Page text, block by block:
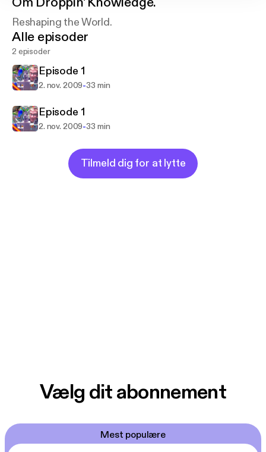
Reshaping the World.
Alle episoder
2 episoder
Episode 1
2. nov. 2009-33 min
Episode 1
2. nov. 2009-33 min
Tilmeld dig for at lytte
Vælg dit abonnement
Mest populære